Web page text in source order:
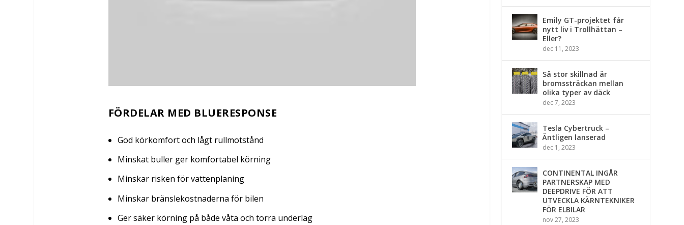
FÖRDELAR MED BLUERESPONSE
God körkomfort och lågt rullmotstånd
Minskat buller ger komfortabel körning
Minskar risken för vattenplaning
Minskar bränslekostnaderna för bilen
Ger säker körning på både våta och torra underlag
Emily GT-projektet får
nytt liv i Trollhättan –
Eller?
dec 11, 2023
Så stor skillnad är
bromssträckan mellan
olika typer av däck
dec 7, 2023
Tesla Cybertruck –
Äntligen lanserad
dec 1, 2023
CONTINENTAL INGÅR
PARTNERSKAP MED
DEEPDRIVE FÖR ATT
UTVECKLA KÄRNTEKNIKER
FÖR ELBILAR
nov 27, 2023